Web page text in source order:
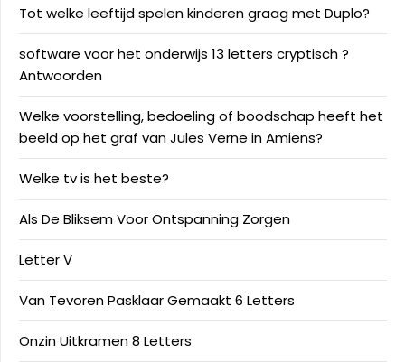
Tot welke leeftijd spelen kinderen graag met Duplo?
software voor het onderwijs 13 letters cryptisch ?
Antwoorden
Welke voorstelling, bedoeling of boodschap heeft het
beeld op het graf van Jules Verne in Amiens?
Welke tv is het beste?
Als De Bliksem Voor Ontspanning Zorgen
Letter V
Van Tevoren Pasklaar Gemaakt 6 Letters
Onzin Uitkramen 8 Letters